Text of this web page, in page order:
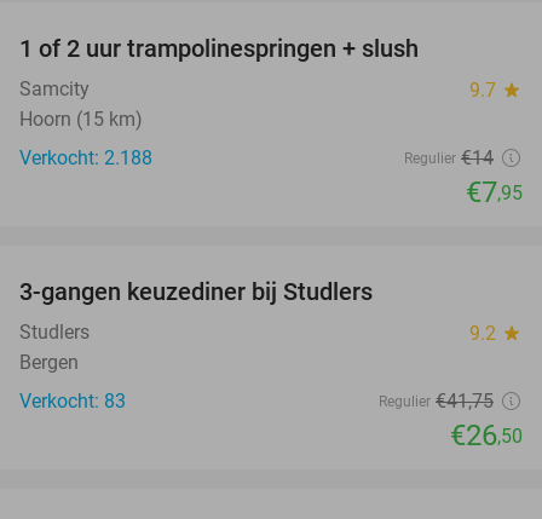
1 of 2 uur trampolinespringen + slush
Samcity 9.7 star
Hoorn (15 km)
Verkocht: 2.188
Regulier €14
€7,95
3-gangen keuzediner bij Studlers
Studlers 9.2 star
Bergen
Verkocht: 83
Regulier €41,75
€26,50